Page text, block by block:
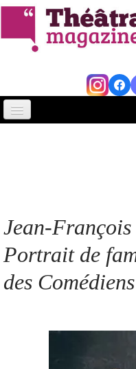
Se connecter
Jean-
Portrait de
des